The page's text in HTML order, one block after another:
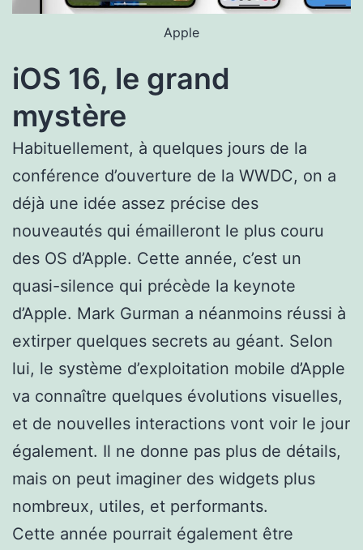
Apple
iOS 16, le grand
mystère
Habituellement, à quelques jours de la
conférence d’ouverture de la WWDC, on a
déjà une idée assez précise des
nouveautés qui émailleront le plus couru
des OS d’Apple. Cette année, c’est un
quasi-silence qui précède la keynote
d’Apple. Mark Gurman a néanmoins réussi à
extirper quelques secrets au géant. Selon
lui, le système d’exploitation mobile d’Apple
va connaître quelques évolutions visuelles,
et de nouvelles interactions vont voir le jour
également. Il ne donne pas plus de détails,
mais on peut imaginer des widgets plus
nombreux, utiles, et performants.
Cette année pourrait également être